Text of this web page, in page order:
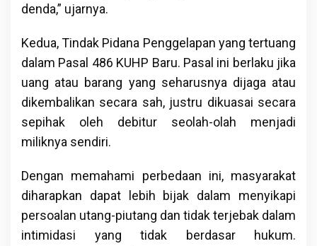
denda,” ujarnya.
Kedua, Tindak Pidana Penggelapan yang tertuang
dalam Pasal 486 KUHP Baru. Pasal ini berlaku jika
uang atau barang yang seharusnya dijaga atau
dikembalikan secara sah, justru dikuasai secara
sepihak oleh debitur seolah-olah menjadi
miliknya sendiri.
Dengan memahami perbedaan ini, masyarakat
diharapkan dapat lebih bijak dalam menyikapi
persoalan utang-piutang dan tidak terjebak dalam
intimidasi yang tidak berdasar hukum.